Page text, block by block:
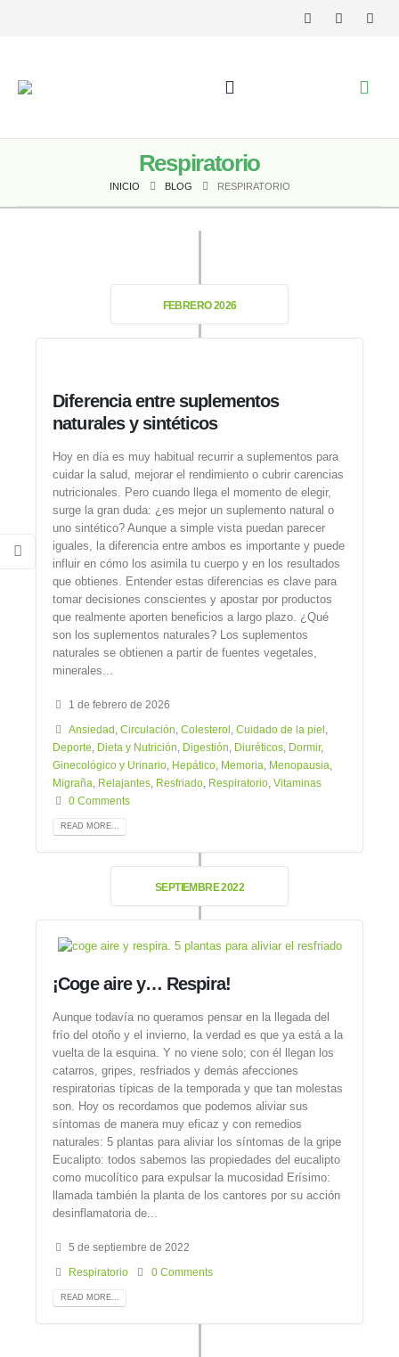
Respiratorio
INICIO BLOG RESPIRATORIO
FEBRERO 2026
Diferencia entre suplementos
naturales y sintéticos
Hoy en día es muy habitual recurrir a suplementos para
cuidar la salud, mejorar el rendimiento o cubrir carencias
nutricionales. Pero cuando llega el momento de elegir,
surge la gran duda: ¿es mejor un suplemento natural o
uno sintético? Aunque a simple vista puedan parecer
iguales, la diferencia entre ambos es importante y puede
influir en cómo los asimila tu cuerpo y en los resultados
que obtienes. Entender estas diferencias es clave para
tomar decisiones conscientes y apostar por productos
que realmente aporten beneficios a largo plazo. ¿Qué
son los suplementos naturales? Los suplementos
naturales se obtienen a partir de fuentes vegetales,
minerales...
1 de febrero de 2026
Ansiedad ,Circulación ,Colesterol ,Cuidado de la piel
Deporte
Dieta y Nutrición Digestión Diuréticos Dormir,
Ginecológico y Urinario
Hepático Memoria Menopausia
Migraña
Relajantes Resfriado Respiratorio ,Vitaminas
0 Comments
READ MORE...
SEPTIEMBRE 2022
¡Coge aire y… Respira!
Aunque todavía no queramos pensar en la llegada del
frío del otoño y el invierno, la verdad es que ya está a la
vuelta de la esquina. Y no viene solo; con él llegan los
catarros, gripes, resfriados y demás afecciones
respiratorias típicas de la temporada y que tan molestas
son. Hoy os recordamos que podemos aliviar sus
síntomas de manera muy eficaz y con remedios
naturales: 5 plantas para aliviar los síntomas de la gripe
Eucalipto: todos sabemos las propiedades del eucalipto
como mucolítico para expulsar la mucosidad Erísimo:
llamada también la planta de los cantores por su acción
desinflamatoria de...
5 de septiembre de 2022
Respiratorio 0 Comments
READ MORE...